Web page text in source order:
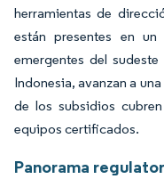
herramientas de
están presentes en
emergentes del
Indonesia, avanzan a
de los subsidios
equipos certificados.
Panorama